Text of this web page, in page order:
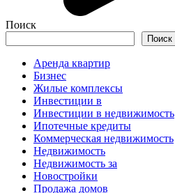
Поиск
Поиск
Аренда квартир
Бизнес
Жилые комплексы
Инвестиции в
Инвестиции в недвижимость
Ипотечные кредиты
Коммерческая недвижимость
Недвижимость
Недвижимость за
Новостройки
Продажа домов